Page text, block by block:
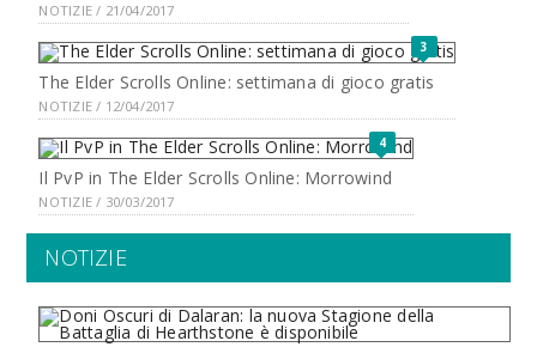
NOTIZIE / 21/04/2017
3
The Elder Scrolls Online: settimana di gioco gratis
NOTIZIE / 12/04/2017
4
Il PvP in The Elder Scrolls Online: Morrowind
NOTIZIE / 30/03/2017
NOTIZIE